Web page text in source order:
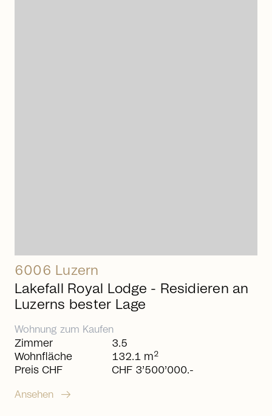
6006 Luzern
Lakefall Royal Lodge - Residieren an
Luzerns bester Lage
Wohnung zum Kaufen
Zimmer
Wohnfläche
Preis CHF
3.5
132.1 m2
CHF 3’500’000.-
Ansehen arrow_right_alt